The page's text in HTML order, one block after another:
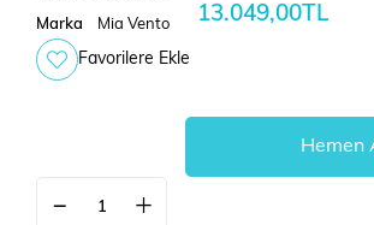
Marka Mia Vento 13.049,00TL
Favorilere Ekle